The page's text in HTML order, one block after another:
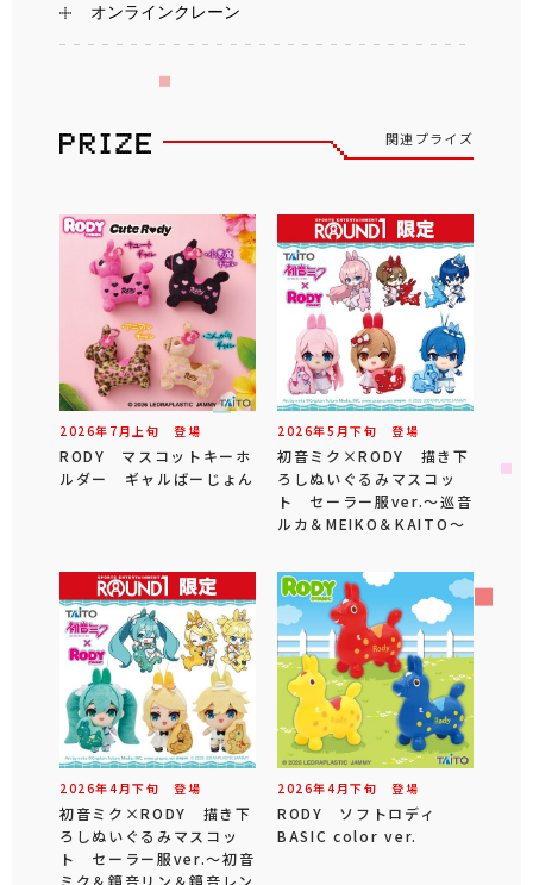
オンラインクレーン
関連プライズ
2026年 7 月 上旬 登場
RODY マスコットキーホ
ルダー ギャルばーじょん
2026年5 月下旬 登場
初音ミク×RODY 描き下
ろしぬいぐるみマスコッ
ト セーラー服ver.～巡音
ルカ＆MEIKO＆KAITO～
2026年4 月下旬 登場
初音ミク×RODY 描き下
ろしぬいぐるみマスコッ
ト セーラー服ver.～初音
2026年4 月下旬 登場
RODY ソフトロディ
BASIC color ver.